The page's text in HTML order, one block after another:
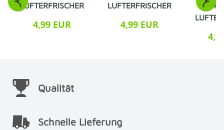
LUFTERFRISCHER
4,99 EUR
LUFTERFRISCHER
4,99 EUR
Qualität
Schnelle Lieferung